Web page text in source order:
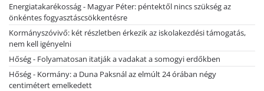
Energiatakarékosság - Magyar Péter: péntektől nincs szükség az
önkéntes fogyasztáscsökkentésre
Kormányszóvivő: két részletben érkezik az iskolakezdési támogatás,
nem kell igényelni
Hőség - Folyamatosan itatják a vadakat a somogyi erdőkben
Hőség - Kormány: a Duna Paksnál az elmúlt 24 órában négy
centimétert emelkedett